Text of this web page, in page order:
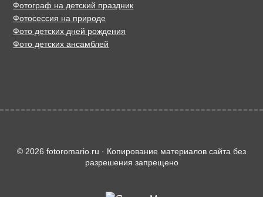
Фотограф на детский праздник
Фотосессия на природе
Фото детских дней рождения
Фото детских ансамблей
© 2026 fotoromario.ru · Копирование материалов сайта без
разрешения запрещено